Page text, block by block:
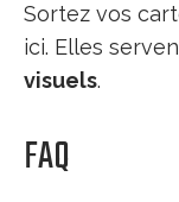
Sortez vos
ici. Elles
visuels.
FAQ